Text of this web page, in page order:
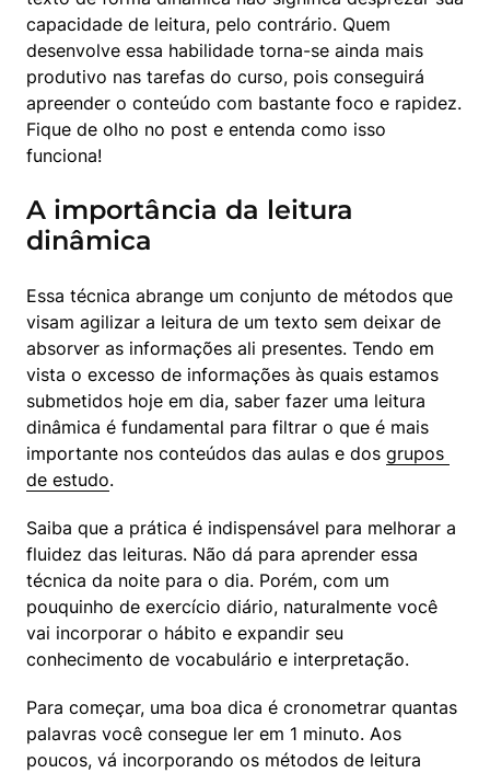
capacidade de leitura, pelo contrário. Quem
desenvolve essa habilidade torna-se ainda mais
produtivo nas tarefas do curso, pois conseguirá
apreender o conteúdo com bastante foco e rapidez.
Fique de olho no post e entenda como isso
funciona!
A importância da leitura
dinâmica
Essa técnica abrange um conjunto de métodos que
visam agilizar a leitura de um texto sem deixar de
absorver as informações ali presentes. Tendo em
vista o excesso de informações às quais estamos
submetidos hoje em dia, saber fazer uma leitura
dinâmica é fundamental para filtrar o que é mais
importante nos conteúdos das aulas e dos grupos
de estudo.
Saiba que a prática é indispensável para melhorar a
fluidez das leituras. Não dá para aprender essa
técnica da noite para o dia. Porém, com um
pouquinho de exercício diário, naturalmente você
vai incorporar o hábito e expandir seu
conhecimento de vocabulário e interpretação.
Para começar, uma boa dica é cronometrar quantas
palavras você consegue ler em 1 minuto. Aos
poucos, vá incorporando os métodos de leitura